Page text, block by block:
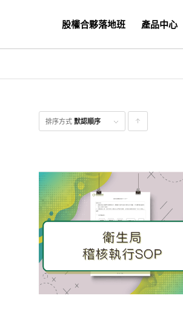
股權合夥落地班 產品中心
排序方式 默認順序